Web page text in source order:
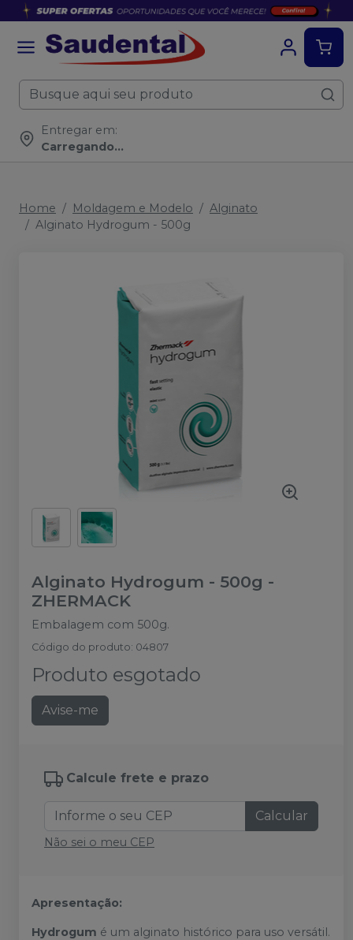
Entregar em:
Carregando...
Home Moldagem e Modelo
Alginato
Alginato Hydrogum - 500g
Alginato Hydrogum - 500g -
ZHERMACK
Embalagem com 500g.
Código do produto: 04807
Produto esgotado
Avise-me
Calcule frete e prazo
Calcular
Não sei o meu CEP
Apresentação:
Hydrogum é um alginato histórico para uso versátil.